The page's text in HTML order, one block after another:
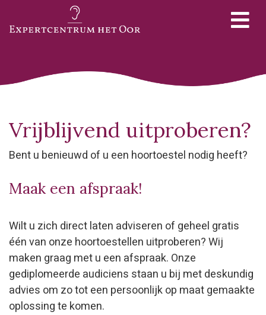
Vrijblijvend uitproberen?
Bent u benieuwd of u een hoortoestel nodig heeft?
Maak een afspraak!
Wilt u zich direct laten adviseren of geheel gratis
één van onze hoortoestellen uitproberen? Wij
maken graag met u een afspraak. Onze
gediplomeerde audiciens staan u bij met deskundig
advies om zo tot een persoonlijk op maat gemaakte
oplossing te komen.